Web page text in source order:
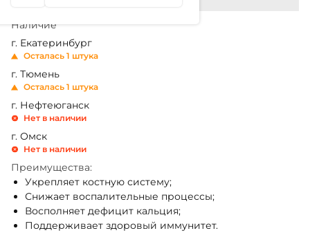
Наличие
г. Екатеринбург
Осталась 1 штука
г. Тюмень
Осталась 1 штука
г. Нефтеюганск
Нет в наличии
г. Омск
Нет в наличии
Преимущества:
Укрепляет костную систему;
Снижает воспалительные процессы;
Восполняет дефицит кальция;
Поддерживает здоровый иммунитет.